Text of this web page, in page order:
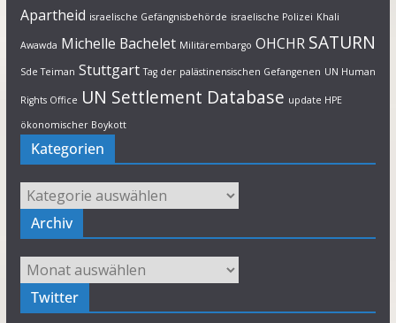
Apartheid israelische Gefängnisbehörde israelische Polizei Khali
Awawda Michelle Bachelet Militärembargo OHCHR SATURN
Sde Teiman Stuttgart Tag der palästinensischen Gefangenen UN Human
Rights Office UN Settlement Database update HPE
ökonomischer Boykott
Kategorien
Kategorien
Archiv
Archiv
Twitter